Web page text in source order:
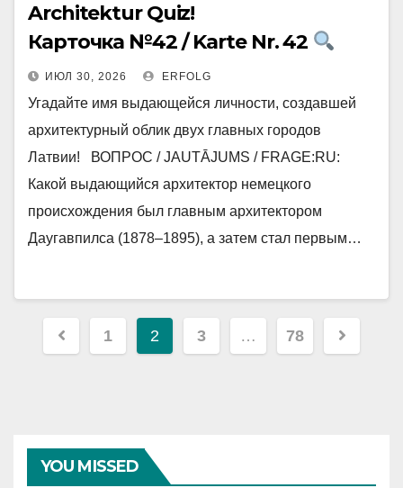
Architektur Quiz!
Карточка №42 / Karte Nr. 42
ИЮЛ 30, 2026 ERFOLG
Угадайте имя выдающейся личности, создавшей
архитектурный облик двух главных городов
Латвии! ВОПРОС / JAUTĀJUMS / FRAGE:RU:
Какой выдающийся архитектор немецкого
происхождения был главным архитектором
Даугавпилса (1878–1895), а затем стал первым…
Навигация
1 2 3 … 78
YOU MISSED